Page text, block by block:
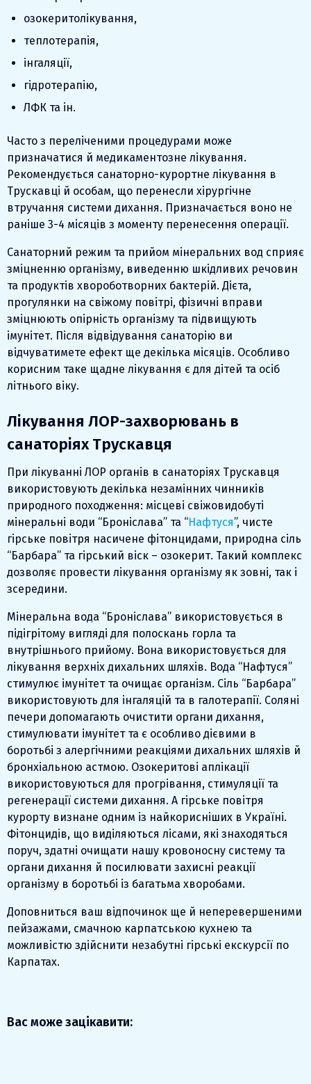
озокеритолікування,
теплотерапія,
інгаляції,
гідротерапію,
ЛФК та ін.
Часто з переліченими процедурами може
призначатися й медикаментозне лікування.
Рекомендується санаторно-курортне лікування в
Трускавці й особам, що перенесли хірургічне
втручання системи дихання. Призначається воно не
раніше 3-4 місяців з моменту перенесення операції.
Санаторний режим та прийом мінеральних вод сприяє
зміцненню організму, виведенню шкідливих речовин
та продуктів хвороботворних бактерій. Дієта,
прогулянки на свіжому повітрі, фізичні вправи
зміцнюють опірність організму та підвищують
імунітет. Після відвідування санаторію ви
відчуватимете ефект ще декілька місяців. Особливо
корисним таке щадне лікування є для дітей та осіб
літнього віку.
Лікування ЛОР-захворювань в
санаторіях Трускавця
При лікуванні ЛОР органів в санаторіях Трускавця
використовують декілька незамінних чинників
природного походження: місцеві свіжовидобуті
мінеральні води “Броніслава” та “Нафтуся”, чисте
гірське повітря насичене фітонцидами, природна сіль
“Барбара” та гірський віск – озокерит. Такий комплекс
дозволяє провести лікування організму як зовні, так і
зсередини.
Мінеральна вода “Броніслава” використовується в
підігрітому вигляді для полоскань горла та
внутрішнього прийому. Вона використовується для
лікування верхніх дихальних шляхів. Вода “Нафтуся”
стимулює імунітет та очищає організм. Сіль “Барбара”
використовують для інгаляцій та в галотерапії. Соляні
печери допомагають очистити органи дихання,
стимулювати імунітет та є особливо дієвими в
боротьбі з алергічними реакціями дихальних шляхів й
бронхіальною астмою. Озокеритові аплікації
використовуються для прогрівання, стимуляції та
регенерації системи дихання. А гірське повітря
курорту визнане одним із найкорисніших в Україні.
Фітонцидів, що виділяються лісами, які знаходяться
поруч, здатні очищати нашу кровоносну систему та
органи дихання й посилювати захисні реакції
організму в боротьбі із багатьма хворобами.
Доповниться ваш відпочинок ще й неперевершеними
пейзажами, смачною карпатською кухнею та
можливістю здійснити незабутні гірські екскурсії по
Карпатах.
Вас може зацікавити: